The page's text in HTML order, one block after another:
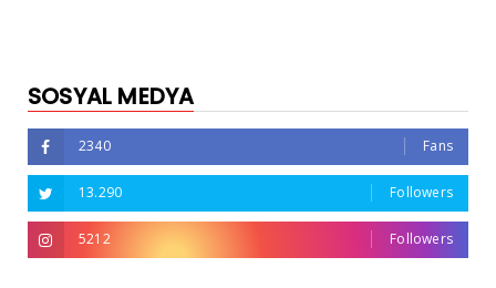
SOSYAL MEDYA
2340 Fans
13.290 Followers
5212 Followers